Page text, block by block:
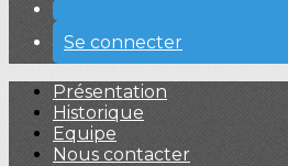
Se connecter
Présentation
Historique
Equipe
Nous contacter